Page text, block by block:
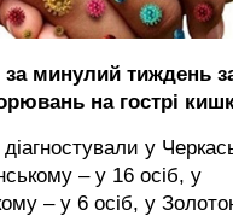
минулий тиждень
на гострі
у
– у 16 осіб, у
– у 6 осіб, у